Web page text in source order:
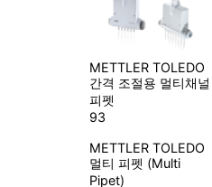
METTLER TOLEDO
간격 조절용 멀티채널
피펫
93
METTLER TOLEDO
멀티 피펫 (Multi
Pipet)